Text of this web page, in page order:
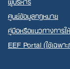
ศูนย์ข้อมูลกฎหมาย
คู่มือหรือแนวทางการ
EEF Portal (ใช้เฉพา